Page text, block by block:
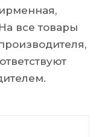
все товары